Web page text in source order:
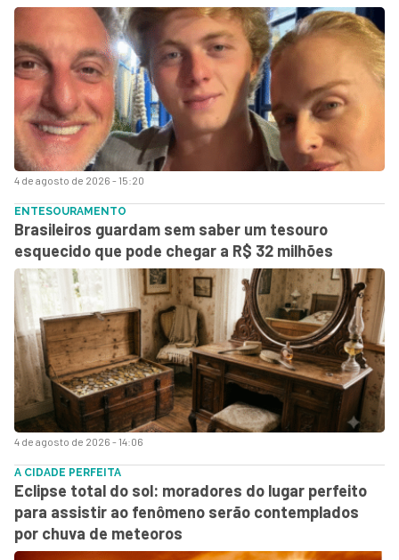
4 de agosto de 2026 - 15:20
4 de agosto de 2026 - 14:06
ENTESOURAMENTO
Brasileiros guardam sem saber um tesouro
esquecido que pode chegar a R$ 32 milhões
A CIDADE PERFEITA
Eclipse total do sol: moradores do lugar perfeito
para assistir ao fenômeno serão contemplados
por chuva de meteoros